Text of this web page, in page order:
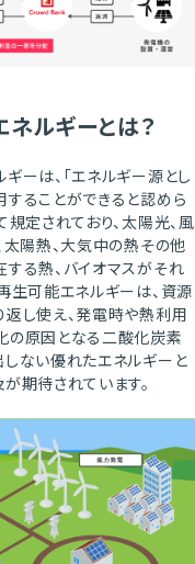
ルギーとは？
ーは、「エネルギー源とし
ることができると認めら
規定されており、太陽光、風
太陽熱、大気中の熱その他
る熱、バイオマスがそれ
生可能エネルギーは、資源
し使え、発電時や熱利用
の原因となる二酸化炭素
ない優れたエネルギーと
期待されています。